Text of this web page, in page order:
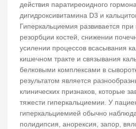
действия паратиреоидного
дигидроксивитамина D3 и
Гиперкальциемия развивается
резорбции костей, снижении
усилении процессов всасывания
кишечном тракте и связывания
белковыми комплексами в
результатом является
клинических признаков, которые
тяжести гиперкальциемии. У
гиперкальциемией обычно
полидипсия, анорексия, запор,